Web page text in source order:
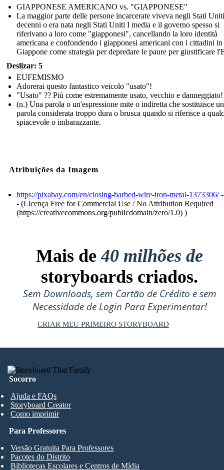
GIAPPONESE AMERICANO vs. "GIAPPONESE"
La maggior parte delle persone incarcerate viveva negli Stati
decenni o era nata negli Stati Uniti I media e il governo spesso si
riferivano a loro come "giapponesi", cancellando la loro identità
americana e confondendo i giapponesi americani con i cittadini in
Giappone come strategia per depredare le paure per giustificare
Deslizar: 5
EUFEMISMO
Adorerai questo fantastico veicolo "usato"!
"Usato" ?? Più come estremamente usato, vecchio e danneggiato!
(n.) Una parola o un'espressione mite o indiretta che sostituisce
parola considerata troppo dura o brusca quando si riferisce a
spiacevole o imbarazzante.
Atribuições da Imagem
https://pixabay.com/en/closing-barbed-wire-iron-metal-1373306/-
- (Licença Free for Commercial Use / No Attribution Required
(https://creativecommons.org/publicdomain/zero/1.0) )
Mais de40 milhões de
storyboards criados.
Sem Downloads, sem Cartão de Crédito e sem
Necessidade de Login Para Experimentar!
CRIAR MEU PRIMEIRO STORYBOARD
Socorro
Ajuda e FAQs
Storyboard Creator
Como imprimir
Para Professores
Versão Gratuita Para Professores
Pacotes do Distrito
Bibliotecas Escolares e Centros de Mídia